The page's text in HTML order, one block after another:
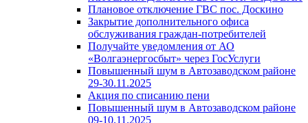
Плановое отключение ГВС пос. Доскино
Закрытие дополнительного офиса
обслуживания граждан-потребителей
Получайте уведомления от АО
«Волгаэнергосбыт» через ГосУслуги
Повышенный шум в Автозаводском районе
29-30.11.2025
Акция по списанию пени
Повышенный шум в Автозаводском районе
09-10.11.2025